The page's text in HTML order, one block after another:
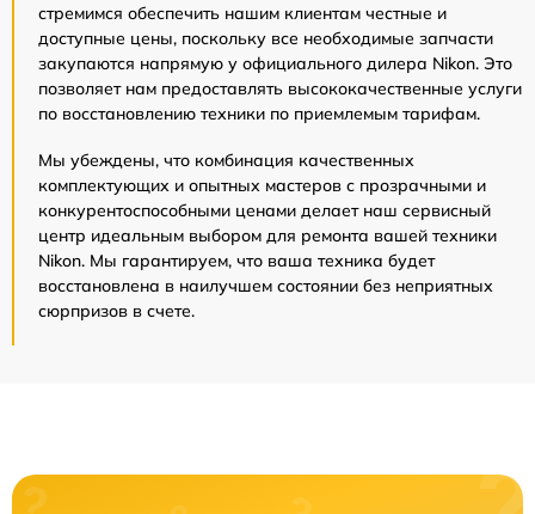
стремимся обеспечить нашим клиентам честные и
доступные цены, поскольку все необходимые запчасти
закупаются напрямую у официального дилера Nikon. Это
позволяет нам предоставлять высококачественные услуги
по восстановлению техники по приемлемым тарифам.
Мы убеждены, что комбинация качественных
комплектующих и опытных мастеров с прозрачными и
конкурентоспособными ценами делает наш сервисный
центр идеальным выбором для ремонта вашей техники
Nikon. Мы гарантируем, что ваша техника будет
восстановлена в наилучшем состоянии без неприятных
сюрпризов в счете.